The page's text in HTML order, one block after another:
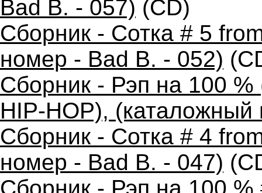
Bad B. - 057) (CD)
Сборник - Сотка # 5
номер - Bad B. - 052)
Сборник - Рэп на 100
HIP-HOP),
Сборник - Сотка # 4
номер - Bad B. - 047)